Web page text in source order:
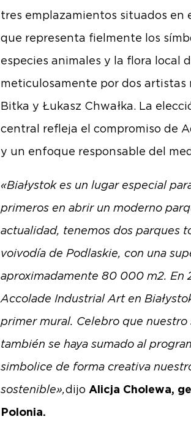
tres emplazamientos situados en
que representa fielmente los
especies animales y la flora local
meticulosamente por dos artistas
Bitka y Łukasz Chwałka. La
central refleja el compromiso de
y un enfoque responsable del
«Białystok es un lugar especial
primeros en abrir un moderno
actualidad, tenemos dos parques
voivodía de Podlaskie, con una
aproximadamente 80 000 m2. En
Accolade Industrial Art en
primer mural. Celebro que nuestro
también se haya sumado al
simbolice de forma creativa
sostenible»,dijo Alicja Cholewa,
Polonia.